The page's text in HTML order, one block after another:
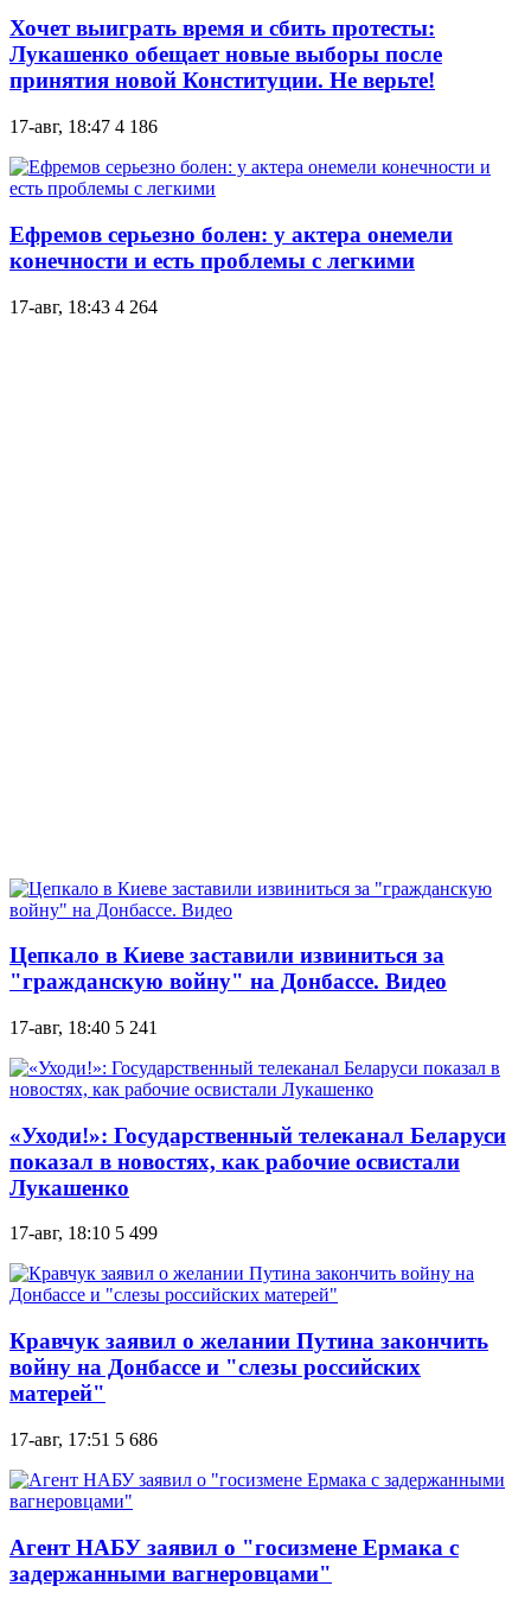
Хочет выиграть время и сбить протесты:
Лукашенко обещает новые выборы после
принятия новой Конституции. Не верьте!
17-авг, 18:47 4 186
Ефремов серьезно болен: у актера онемели
конечности и есть проблемы с легкими
17-авг, 18:43 4 264
Цепкало в Киеве заставили извиниться за
"гражданскую войну" на Донбассе. Видео
17-авг, 18:40 5 241
«Уходи!»: Государственный телеканал Беларуси
показал в новостях, как рабочие освистали
Лукашенко
17-авг, 18:10 5 499
Кравчук заявил о желании Путина закончить
войну на Донбассе и "слезы российских
матерей"
17-авг, 17:51 5 686
Агент НАБУ заявил о "госизмене Ермака с
задержанными вагнеровцами"